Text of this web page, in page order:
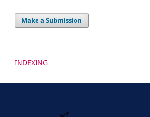
Make a Submission
INDEXING